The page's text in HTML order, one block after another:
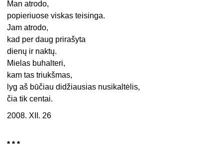
Man atrodo,
popieriuose viskas teisinga.
Jam atrodo,
kad per daug prirašyta
dienų ir naktų.
Mielas buhalteri,
kam tas triukšmas,
lyg aš būčiau didžiausias nusikaltėlis,
čia tik centai.
2008. XII. 26